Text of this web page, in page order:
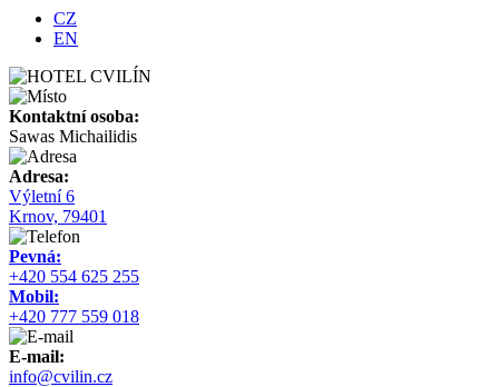
CZ
EN
Kontaktní osoba:
Sawas Michailidis
Adresa:
Výletní 6
Krnov, 79401
Pevná:
+420 554 625 255
Mobil:
+420 777 559 018
E-mail:
info@cvilin.cz